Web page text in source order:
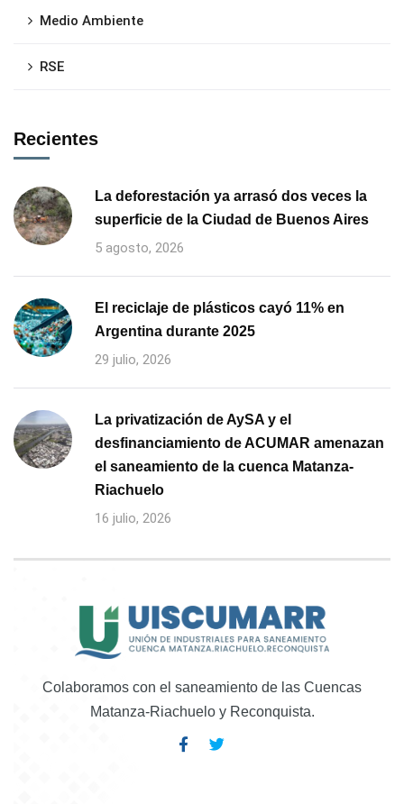
Medio Ambiente
RSE
Recientes
La deforestación ya arrasó dos veces la
superficie de la Ciudad de Buenos Aires
5 agosto, 2026
El reciclaje de plásticos cayó 11% en
Argentina durante 2025
29 julio, 2026
La privatización de AySA y el
desfinanciamiento de ACUMAR amenazan
el saneamiento de la cuenca Matanza-
Riachuelo
16 julio, 2026
Colaboramos con el saneamiento de las Cuencas
Matanza-Riachuelo y Reconquista.